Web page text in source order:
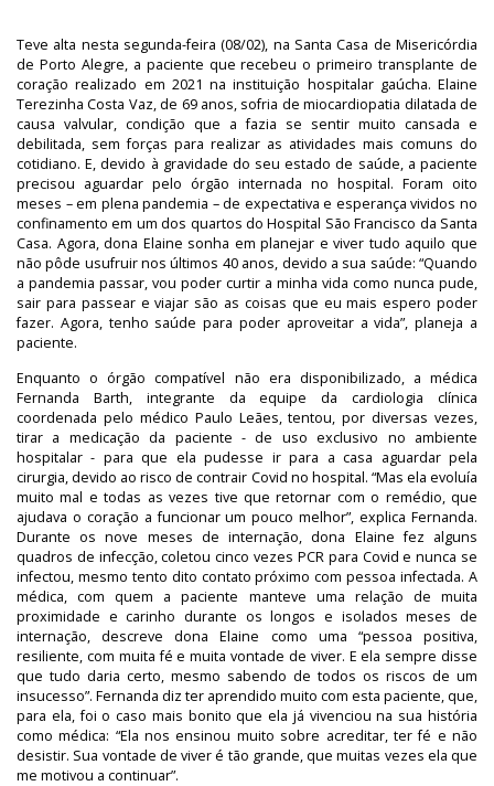
Teve alta nesta segunda-feira (08/02), na Santa Casa de Misericórdia
de Porto Alegre, a paciente que recebeu o primeiro transplante de
coração realizado em 2021 na instituição hospitalar gaúcha. Elaine
Terezinha Costa Vaz, de 69 anos, sofria de miocardiopatia dilatada de
causa valvular, condição que a fazia se sentir muito cansada e
debilitada, sem forças para realizar as atividades mais comuns do
cotidiano. E, devido à gravidade do seu estado de saúde, a paciente
precisou aguardar pelo órgão internada no hospital. Foram oito
meses – em plena pandemia – de expectativa e esperança vividos no
confinamento em um dos quartos do Hospital São Francisco da Santa
Casa. Agora, dona Elaine sonha em planejar e viver tudo aquilo que
não pôde usufruir nos últimos 40 anos, devido a sua saúde: “Quando
a pandemia passar, vou poder curtir a minha vida como nunca pude,
sair para passear e viajar são as coisas que eu mais espero poder
fazer. Agora, tenho saúde para poder aproveitar a vida”, planeja a
paciente.
Enquanto o órgão compatível não era disponibilizado, a médica
Fernanda Barth, integrante da equipe da cardiologia clínica
coordenada pelo médico Paulo Leães, tentou, por diversas vezes,
tirar a medicação da paciente - de uso exclusivo no ambiente
hospitalar - para que ela pudesse ir para a casa aguardar pela
cirurgia, devido ao risco de contrair Covid no hospital. “Mas ela evoluía
muito mal e todas as vezes tive que retornar com o remédio, que
ajudava o coração a funcionar um pouco melhor”, explica Fernanda.
Durante os nove meses de internação, dona Elaine fez alguns
quadros de infecção, coletou cinco vezes PCR para Covid e nunca se
infectou, mesmo tento dito contato próximo com pessoa infectada. A
médica, com quem a paciente manteve uma relação de muita
proximidade e carinho durante os longos e isolados meses de
internação, descreve dona Elaine como uma “pessoa positiva,
resiliente, com muita fé e muita vontade de viver. E ela sempre disse
que tudo daria certo, mesmo sabendo de todos os riscos de um
insucesso”. Fernanda diz ter aprendido muito com esta paciente, que,
para ela, foi o caso mais bonito que ela já vivenciou na sua história
como médica: “Ela nos ensinou muito sobre acreditar, ter fé e não
desistir. Sua vontade de viver é tão grande, que muitas vezes ela que
me motivou a continuar”.